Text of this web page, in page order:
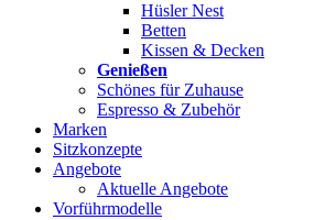
Hüsler Nest
Betten
Kissen & Decken
Genießen
Schönes für Zuhause
Espresso & Zubehör
Marken
Sitzkonzepte
Angebote
Aktuelle Angebote
Vorführmodelle